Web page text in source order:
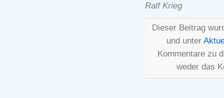
Ralf Krieg
Dieser Beitrag
und unter
Kommentare zu
weder das